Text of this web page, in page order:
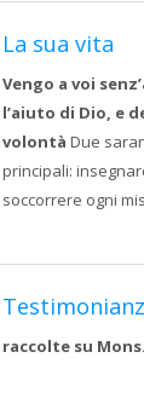
La sua vita
Vengo a voi
l’aiuto di Dio, e
volontàDue
principali:
soccorrere ogni
raccolte su